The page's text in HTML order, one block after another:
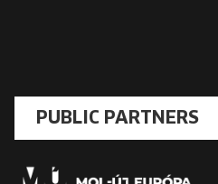
PUBLIC PARTNERS